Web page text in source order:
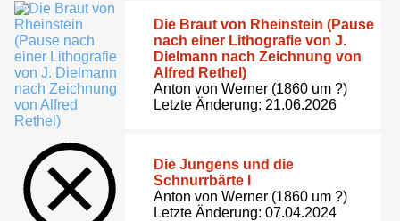
Die Braut von Rheinstein (Pause
nach einer Lithografie von J.
Dielmann nach Zeichnung von
Alfred Rethel)
Anton von Werner (1860 um ?)
Letzte Änderung: 21.06.2026
Die Jungens und die
Schnurrbärte I
Anton von Werner (1860 um ?)
Letzte Änderung: 07.04.2024